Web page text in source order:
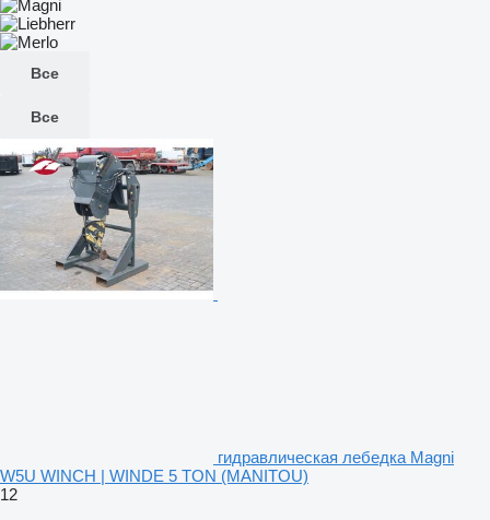
Все
Все
гидравлическая лебедка Magni
W5U WINCH | WINDE 5 TON (MANITOU)
12